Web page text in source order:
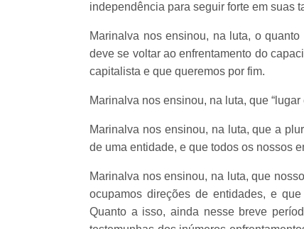
independência para seguir forte em suas
Marinalva nos ensinou, na luta, o
deve se voltar ao enfrentamento do
capitalista e que queremos por fim.
Marinalva nos ensinou, na luta, que
Marinalva nos ensinou, na luta, que a
de uma entidade, e que todos os nossos
Marinalva nos ensinou, na luta, que
ocupamos direções de entidades, e
Quanto a isso, ainda nesse breve